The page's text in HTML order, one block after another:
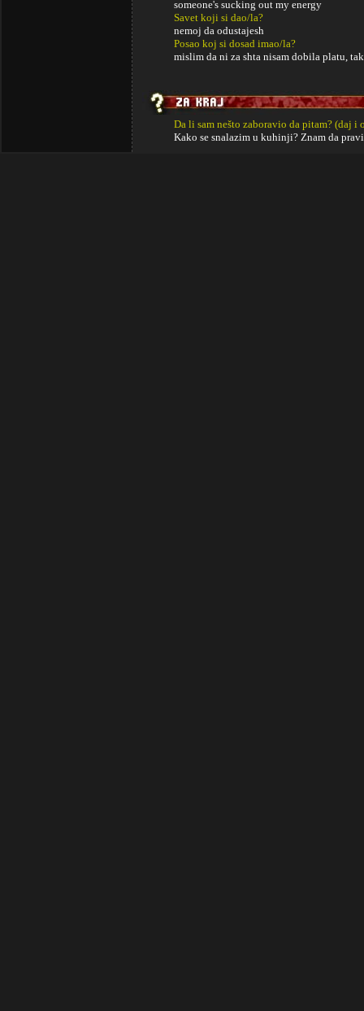
someone's sucking out my energy
Savet koji si dao/la?
nemoj da odustajesh
Posao koj si dosad imao/la?
mislim da ni za shta nisam dobila platu,
Da li sam nešto zaboravio da pitam? (daj i
Kako se snalazim u kuhinji? Znam da